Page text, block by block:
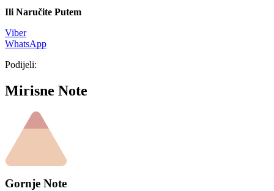
Ili Naručite Putem
Viber
WhatsApp
Podijeli:
Mirisne Note
Gornje Note